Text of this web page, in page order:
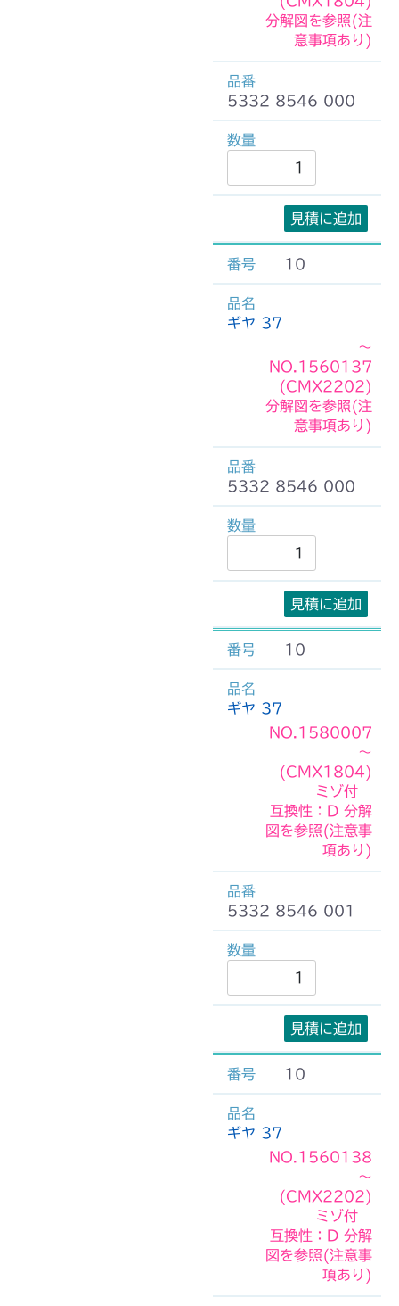
分解図を参照(注
意事項あり)
5332 8546 000
見積に追加
10
ギヤ 37
～
NO.1560137
(CMX2202)
分解図を参照(注
意事項あり)
5332 8546 000
見積に追加
10
ギヤ 37
NO.1580007
～
(CMX1804)
ミゾ付
互換性：D 分解
図を参照(注意事
項あり)
5332 8546 001
見積に追加
10
ギヤ 37
NO.1560138
～
(CMX2202)
ミゾ付
互換性：D 分解
図を参照(注意事
項あり)